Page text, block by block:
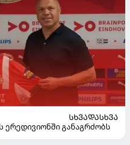
ᲡᲮᲕᲐᲓᲐᲡᲮᲕᲐ
ერედივიონში განაგრძობს